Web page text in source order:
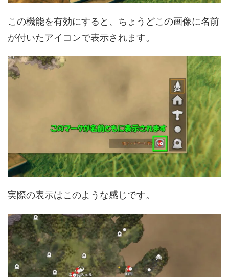
この機能を有効にすると、ちょうどこの画像に名前
が付いたアイコンで表示されます。
実際の表示はこのような感じです。